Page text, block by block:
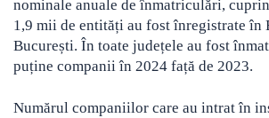
nominale anuale de înmatriculări,
1,9 mii de entități au fost înregistrate în
București. În toate județele au fost
puține companii în 2024 față de 2023.
Numărul companiilor care au intrat în